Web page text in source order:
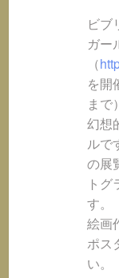
ビブ
ガー
（
を開
まで）
幻想
ルで
の展
ト
す。
絵画
ポス
い。